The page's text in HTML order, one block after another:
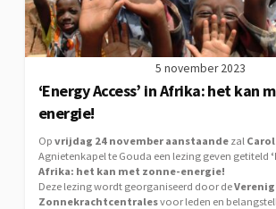
5 november 2023
‘Energy Access’ in Afrika: het kan
energie!
Op vrijdag 24 november aanstaande zal
Agnietenkapel te Gouda een lezing geven getiteld
Afrika: het kan met zonne-energie!
Deze lezing wordt georganiseerd door de
Zonnekrachtcentralesvoor leden en